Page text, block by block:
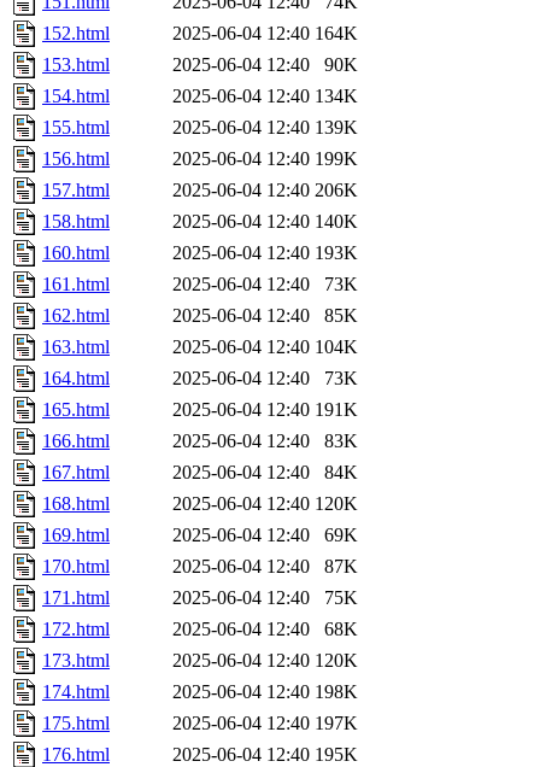
152.html
2025-06-04 12:40 164K
153.html
2025-06-04 12:40
90K
154.html
2025-06-04 12:40 134K
155.html
2025-06-04 12:40 139K
156.html
2025-06-04 12:40 199K
157.html
2025-06-04 12:40 206K
158.html
2025-06-04 12:40 140K
160.html
2025-06-04 12:40 193K
161.html
2025-06-04 12:40
73K
162.html
2025-06-04 12:40
85K
163.html
2025-06-04 12:40 104K
164.html
2025-06-04 12:40
73K
165.html
2025-06-04 12:40 191K
166.html
2025-06-04 12:40
83K
167.html
2025-06-04 12:40
84K
168.html
2025-06-04 12:40 120K
169.html
2025-06-04 12:40
69K
170.html
2025-06-04 12:40
87K
171.html
2025-06-04 12:40
75K
172.html
2025-06-04 12:40
68K
173.html
2025-06-04 12:40 120K
174.html
2025-06-04 12:40 198K
175.html
2025-06-04 12:40 197K
176.html
2025-06-04 12:40 195K